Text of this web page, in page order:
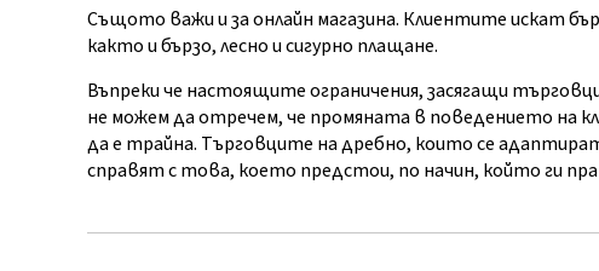
Същото важи и за онлайн магазина. Клиентите искат
както и бързо, лесно и сигурно плащане.
Въпреки че настоящите ограничения, засягащи
не можем да отречем, че промяната в поведението на
да е трайна. Търговците на дребно, които се
справят с това, което предстои, по начин, който ги